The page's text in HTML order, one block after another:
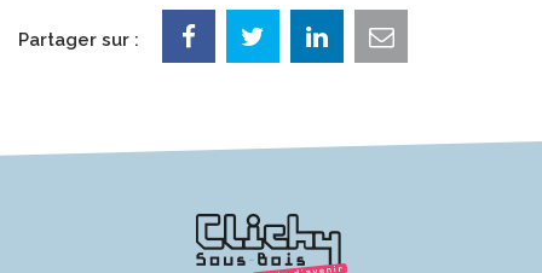
Partager sur :